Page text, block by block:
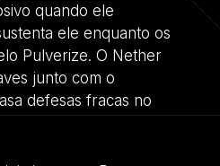
quando ele
ele enquanto os
Pulverize. O Nether
junto com o
defesas fracas no